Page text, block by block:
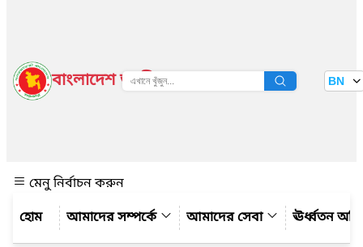
বাংলাদেশ জাতীয় তথ্য বাতায়ন BN
মেনু নির্বাচন করুন
আমাদের সম্পর্কে
আমাদের সেবা ঊর্ধ্বতন